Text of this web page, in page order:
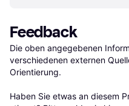
Feedback
Die oben angegebenen
verschiedenen externen
Orientierung.
Haben Sie etwas an diesem